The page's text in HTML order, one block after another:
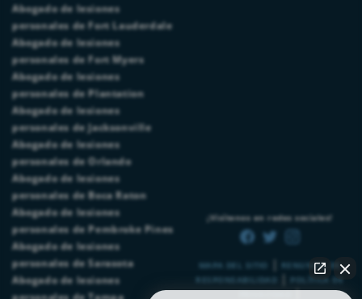
Abogado de lesiones
personales de Fort Lauderdale
Abogado de lesiones
personales de Fort Myers
Abogado de lesiones
personales de Plantation
Abogado de lesiones
personales de Jacksonville
Abogado de lesiones
personales de Orlando
Abogado de lesiones
personales de Boca Raton
Abogado de lesiones
personales de Pembroke Pines
Abogado de lesiones
personales de Sarasota
Abogado de lesiones
MAPA DEL SITIO
RENUNCIA DE
RESPONSABILIDAD
POLÍTICA DE
|
¡Visítenos en redes sociales!